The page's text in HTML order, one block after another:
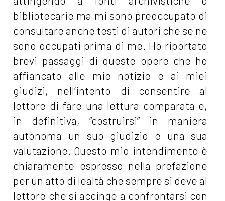
bibliotecarie ma mi sono preoccupato di
consultare anche testi di autori che se ne
sono occupati prima di me. Ho riportato
brevi passaggi di queste opere che ho
affiancato alle mie notizie e ai miei
giudizi, nell’intento di consentire al
lettore di fare una lettura comparata e,
in definitiva, “costruirsi” in maniera
autonoma un suo giudizio e una sua
valutazione. Questo mio intendimento è
chiaramente espresso nella prefazione
per un atto di lealtà che sempre si deve al
lettore che si accinge a confrontarsi con